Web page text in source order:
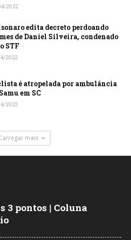
2022
edita decreto perdoando
de Daniel Silveira, condenado
STF
2022
é atropelada por ambulância
em SC
2022
mais
3 pontos | Coluna